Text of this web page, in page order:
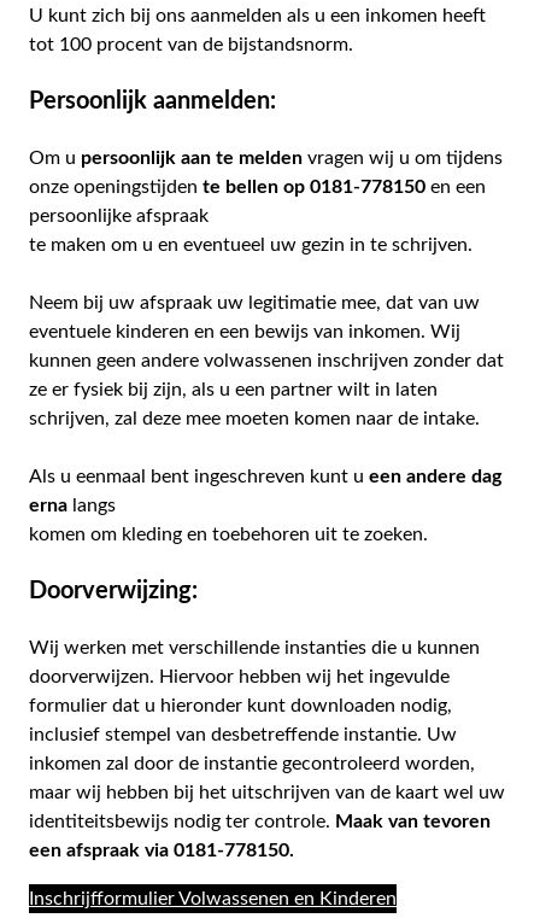
U kunt zich bij ons aanmelden als u een inkomen heeft
tot 100 procent van de bijstandsnorm.
Persoonlijk aanmelden:
Om u persoonlijk aan te melden vragen wij u om tijdens
onze openingstijden te bellen op 0181-778150 en een
persoonlijke afspraak
te maken om u en eventueel uw gezin in te schrijven.
Neem bij uw afspraak uw legitimatie mee, dat van uw
eventuele kinderen en een bewijs van inkomen. Wij
kunnen geen andere volwassenen inschrijven zonder dat
ze er fysiek bij zijn, als u een partner wilt in laten
schrijven, zal deze mee moeten komen naar de intake.
Als u eenmaal bent ingeschreven kunt u een andere dag
erna langs
komen om kleding en toebehoren uit te zoeken.
Doorverwijzing:
Wij werken met verschillende instanties die u kunnen
doorverwijzen. Hiervoor hebben wij het ingevulde
formulier dat u hieronder kunt downloaden nodig,
inclusief stempel van desbetreffende instantie. Uw
inkomen zal door de instantie gecontroleerd worden,
maar wij hebben bij het uitschrijven van de kaart wel uw
identiteitsbewijs nodig ter controle. Maak van tevoren
een afspraak via 0181-778150.
Inschrijfformulier Volwassenen en Kinderen